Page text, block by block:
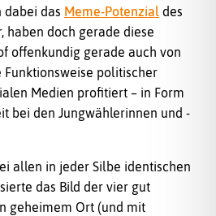
dabei das Meme-Potenzial des
haben doch gerade diese
offenkundig gerade auch von
Funktionsweise politischer
Medien profitiert – in Form
bei den Jungwählerinnen und -
allen in jeder Silbe identischen
das Bild der vier gut
geheimem Ort (und mit